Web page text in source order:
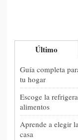
Último
Guía completa
tu hogar
Escoge la
alimentos
Aprende a elegir
casa